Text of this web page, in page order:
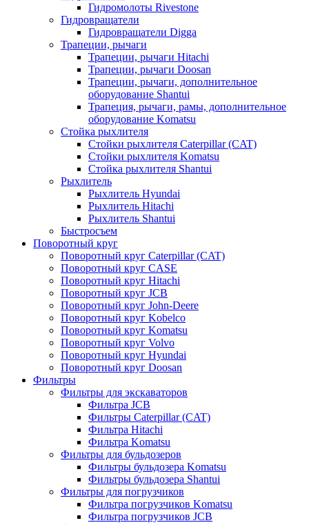
Гидромолоты Rivestone
Гидровращатели
Гидровращатели Digga
Трапеции, рычаги
Трапеции, рычаги Hitachi
Трапеции, рычаги Doosan
Трапеции, рычаги, дополнительное
оборудование Shantui
Трапеция, рычаги, рамы, дополнительное
оборудование Komatsu
Стойка рыхлителя
Стойки рыхлителя Caterpillar (CAT)
Стойки рыхлителя Komatsu
Стойка рыхлителя Shantui
Рыхлитель
Рыхлитель Hyundai
Рыхлитель Hitachi
Рыхлитель Shantui
Быстросъем
Поворотный круг
Поворотный круг Caterpillar (CAT)
Поворотный круг CASE
Поворотный круг Hitachi
Поворотный круг JCB
Поворотный круг John-Deere
Поворотный круг Kobelco
Поворотный круг Komatsu
Поворотный круг Volvo
Поворотный круг Hyundai
Поворотный круг Doosan
Фильтры
Фильтры для экскаваторов
Фильтра JCB
Фильтры Caterpillar (CAT)
Фильтра Hitachi
Фильтра Komatsu
Фильтры для бульдозеров
Фильтры бульдозера Komatsu
Фильтры бульдозера Shantui
Фильтры для погрузчиков
Фильтра погрузчиков Komatsu
Фильтра погрузчиков JCB